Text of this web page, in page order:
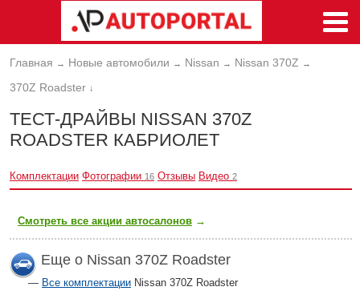
Главная → Новые автомобили → Nissan → Nissan 370Z →
370Z Roadster ↓
ТЕСТ-ДРАЙВЫ NISSAN 370Z
ROADSTER КАБРИОЛЕТ
Комплектации Фотографии 16 Отзывы Видео 2
Смотреть все акции автосалонов →
Еще о Nissan 370Z Roadster
Все комплектации Nissan 370Z Roadster